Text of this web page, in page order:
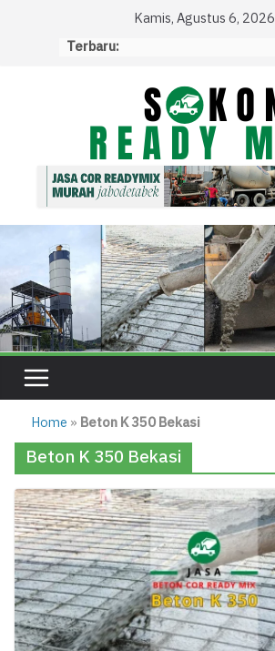
Kamis, Agustus 6, 2026
Terbaru:
Home » Beton K 350 Bekasi
Beton K 350 Bekasi